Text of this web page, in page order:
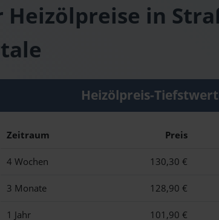
in
Heizölpreis-
Zeitraum Preis
4 Wochen 130,30 €
3 Monate 128,90 €
1 Jahr 101,90 €